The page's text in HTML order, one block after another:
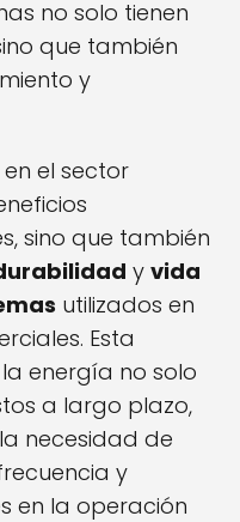
no solo tienen
que también
y
en el sector
sino que también
y vida
utilizados en
Esta
energía no solo
a largo plazo,
necesidad de
y
en la operación